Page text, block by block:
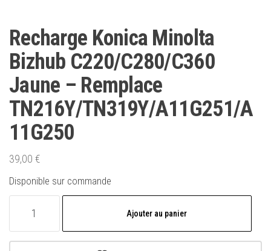
Recharge Konica Minolta
Bizhub C220/C280/C360
Jaune – Remplace
TN216Y/TN319Y/A11G251/A
11G250
39,00 €
Disponible sur commande
Ajouter au panier